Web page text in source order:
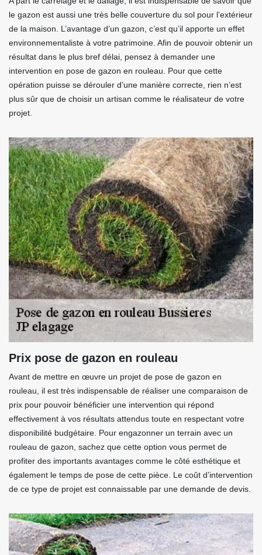
le gazon est aussi une très belle couverture du sol pour l’extérieur
de la maison. L’avantage d’un gazon, c’est qu’il apporte un effet
environnementaliste à votre patrimoine. Afin de pouvoir obtenir un
résultat dans le plus bref délai, pensez à demander une
intervention en pose de gazon en rouleau. Pour que cette
opération puisse se dérouler d’une manière correcte, rien n’est
plus sûr que de choisir un artisan comme le réalisateur de votre
projet.
Prix pose de gazon en rouleau
Avant de mettre en œuvre un projet de pose de gazon en
rouleau, il est très indispensable de réaliser une comparaison de
prix pour pouvoir bénéficier une intervention qui répond
effectivement à vos résultats attendus toute en respectant votre
disponibilité budgétaire. Pour engazonner un terrain avec un
rouleau de gazon, sachez que cette option vous permet de
profiter des importants avantages comme le côté esthétique et
également le temps de pose de cette pièce. Le coût d’intervention
de ce type de projet est connaissable par une demande de devis.